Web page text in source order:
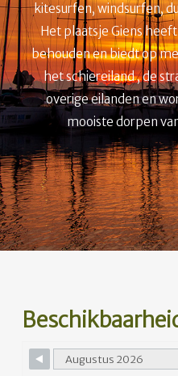
kitesurfen, windsurfen,
Het plaatsje Giens
behouden en biedt op
het schiereiland , de
overige eilanden en
mooiste dorpen